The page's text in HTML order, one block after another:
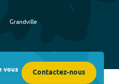
Grandville
vous Contactez-nous